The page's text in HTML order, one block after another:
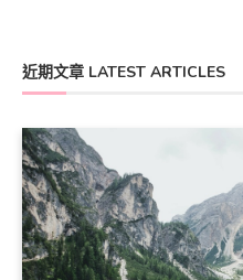
近期文章 LATEST ARTICLES